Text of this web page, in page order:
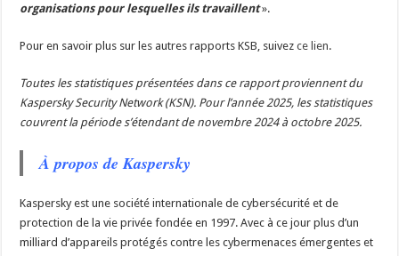
organisations pour lesquelles ils travaillent».
Pour en savoir plus sur les autres rapports KSB, suivez ce lien.
Toutes les statistiques présentées dans ce rapport proviennent du
Kaspersky Security Network (KSN). Pour l’année 2025, les statistiques
couvrent la période s’étendant de novembre 2024 à octobre 2025.
À propos de Kaspersky
Kaspersky est une société internationale de cybersécurité et de
protection de la vie privée fondée en 1997. Avec à ce jour plus d’un
milliard d’appareils protégés contre les cybermenaces émergentes et